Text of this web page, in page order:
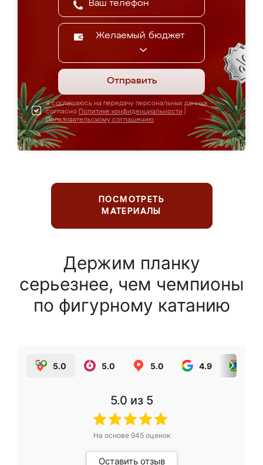
Желаемый бюджет
Отправить
Я соглашаюсь на передачу персональных данных
согласно Политике конфиденциальности
Пользовательскому соглашению
ПОСМОТРЕТЬ
МАТЕРИАЛЫ
Держим планку
серьезнее, чем чемпионы
по фигурному катанию
5.0 5.0 5.0 4.9
5.0 из 5
На основе 945оценок
Оставить отзыв